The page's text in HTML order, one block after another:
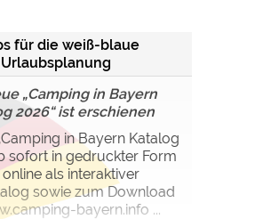
für die weiß-blaue
Urlaubsplanung
„Camping in Bayern
2026“ ist erschienen
in Bayern Katalog
sofort in gedruckter Form
als interaktiver
sowie zum Download
bayern.info ...